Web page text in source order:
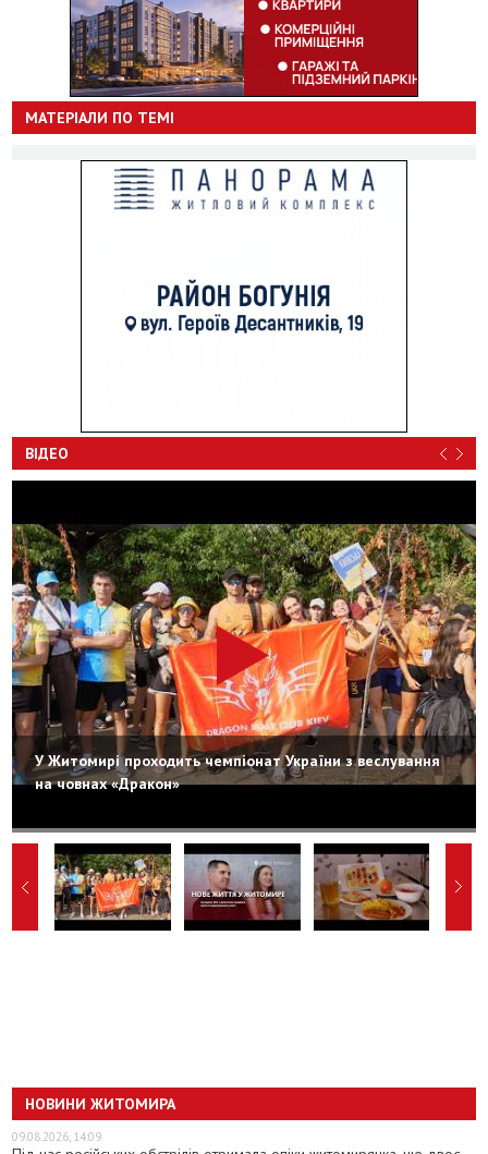
МАТЕРІАЛИ ПО ТЕМІ
ВІДЕО
У Житомирі проходить чемпіонат України з веслування
на човнах «Дракон»
НОВИНИ ЖИТОМИРА
09.08.2026, 14:09